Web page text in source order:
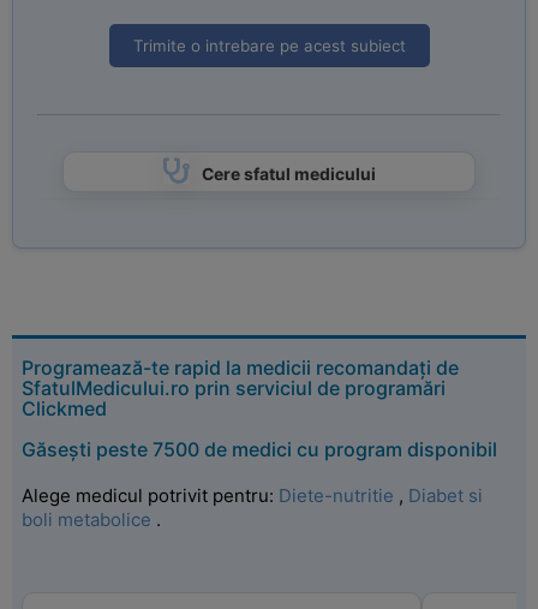
Trimite o intrebare pe acest subiect
Cere sfatul medicului
Programează-te rapid la medicii recomandați de
SfatulMedicului.ro prin serviciul de programări
Clickmed
Găsești peste 7500 de medici cu program disponibil
Alege medicul potrivit pentru: Diete-nutritie , Diabet si
boli metabolice .